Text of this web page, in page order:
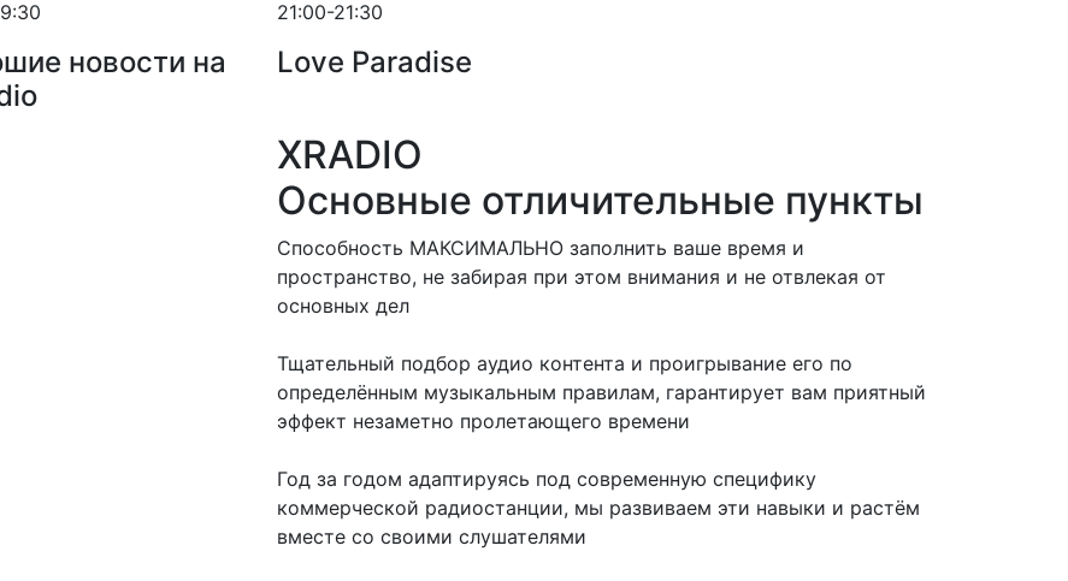
новости на
21:00-21:30
Love Paradise
XRADIO
Основные отличительные пункты
Способность МАКСИМАЛЬНО заполнить ваше время и
пространство, не забирая при этом внимания и не отвлекая от
основных дел
Тщательный подбор аудио контента и проигрывание его по
определённым музыкальным правилам, гарантирует вам приятный
эффект незаметно пролетающего времени
Год за годом адаптируясь под современную специфику
коммерческой радиостанции, мы развиваем эти навыки и растём
вместе со своими слушателями